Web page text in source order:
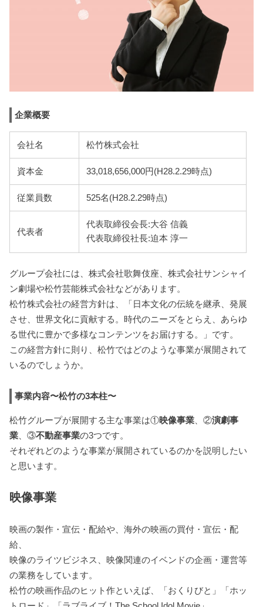
企業概要
会社名 松竹株式会社
資本金 33,018,656,000円(H28.2.29時点)
従業員数 525名(H28.2.29時点)
代表者
代表取締役会長:大谷 信義
代表取締役社長:迫本 淳一
グループ会社には、株式会社歌舞伎座、株式会社サンシャイ
ン劇場や松竹芸能株式会社などがあります。
松竹株式会社の経営方針は、「日本文化の伝統を継承、発展
させ、世界文化に貢献する。時代のニーズをとらえ、あらゆ
る世代に豊かで多様なコンテンツをお届けする。」です。
この経営方針に則り、松竹ではどのような事業が展開されて
いるのでしょうか。
事業内容〜松竹の3本柱〜
松竹グループが展開する主な事業は①映像事業 、②演劇事
業 、③不動産事業の3つです。
それぞれどのような事業が展開されているのかを説明したい
と思います。
映像事業
映画の製作・宣伝・配給や、海外の映画の買付・宣伝・配
給、
映像のライツビジネス、映像関連のイベンドの企画・運営等
の業務をしています。
松竹の映画作品のヒット作といえば、「おくりびと」「ホッ